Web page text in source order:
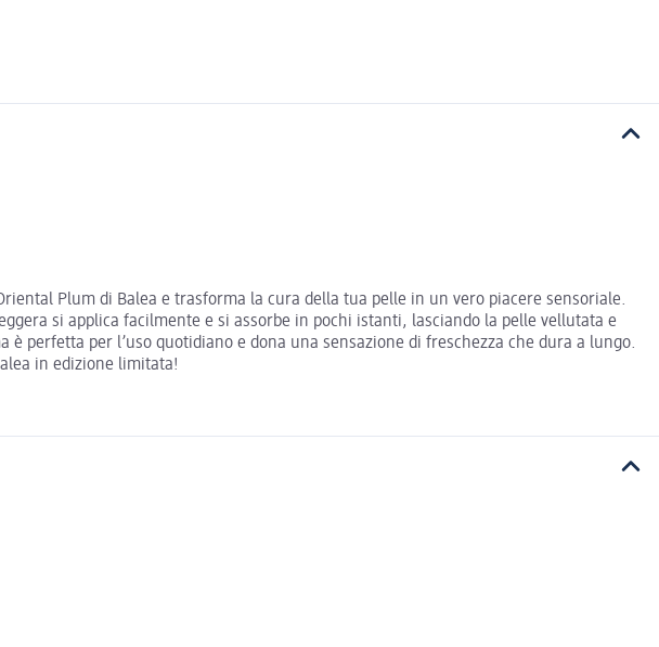
Plum di Balea e trasforma la cura della tua pelle in un vero piacere sensoriale.
si applica facilmente e si assorbe in pochi istanti, lasciando la pelle vellutata e
perfetta per l’uso quotidiano e dona una sensazione di freschezza che dura a lungo.
in edizione limitata!